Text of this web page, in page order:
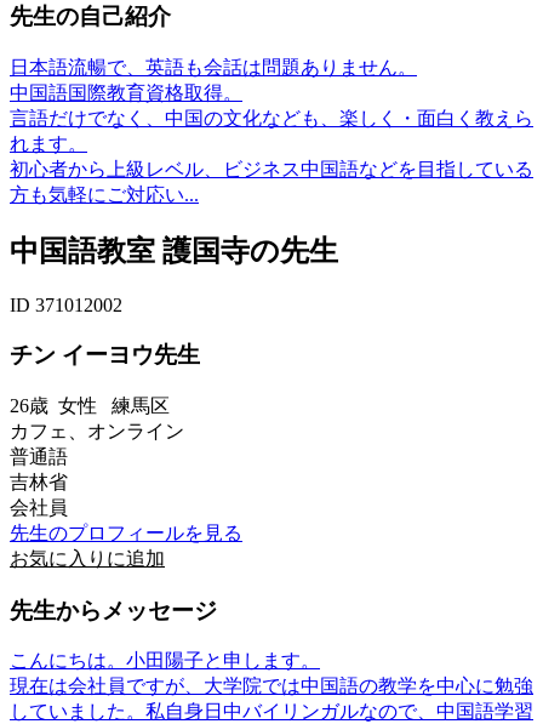
先生の自己紹介
日本語流暢で、英語も会話は問題ありません。
中国語国際教育資格取得。
言語だけでなく、中国の文化なども、楽しく・面白く教えら
れます。
初心者から上級レベル、ビジネス中国語などを目指している
方も気軽にご対応い...
中国語教室 護国寺の先生
ID 371012002
チン イーヨウ先生
26歳 女性 練馬区
カフェ、オンライン
普通語
吉林省
会社員
先生のプロフィールを見る
お気に入りに追加
先生からメッセージ
こんにちは。小田陽子と申します。
現在は会社員ですが、大学院では中国語の教学を中心に勉強
していました。私自身日中バイリンガルなので、中国語学習